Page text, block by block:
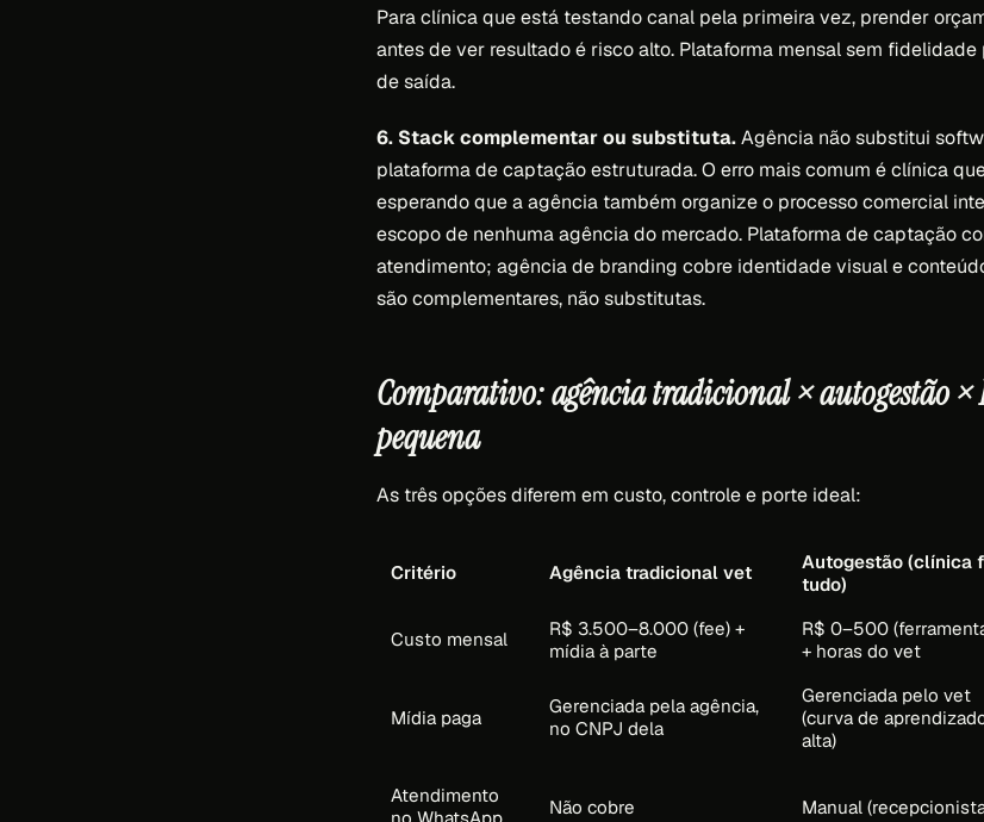
Para clínica que está testando canal pela primeira vez, prender
antes de ver resultado é risco alto. Plataforma mensal sem
de saída.
6. Stack complementar ou substituta.Agência não substitui
plataforma de captação estruturada. O erro mais comum é clínica
esperando que a agência também organize o processo comercial
escopo de nenhuma agência do mercado. Plataforma de captação
atendimento; agência de branding cobre identidade visual e
são complementares, não substitutas.
Comparativo: agência tradicional × autogestão ×
pequena
As três opções diferem em custo, controle e porte ideal:
Critério Agência tradicional vet
Autogestão (clínica
tudo)
Custo mensal
R$ 3.500–8.000 (fee) +
mídia à parte
R$ 0–500
+ horas do vet
Mídia paga
Gerenciada pela agência,
no CNPJ dela
Gerenciada pelo vet
(curva de
alta)
Atendimento
Não cobre Manual